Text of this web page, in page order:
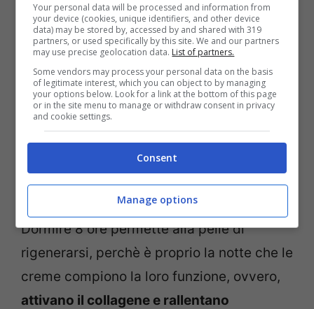
Il viso è il primo biglietto da visita e in
quanto tale va curato in ogni minimo
dettaglio. Anche il sonno non va
trascurato. Per una pelle perfetta e sempre
notte in questo modo la cute apparirà
molto più rilassata e distesa.
Dormire 8 ore permette alla pelle di
rigenerarsi, perchè è proprio la notte che le
creme compiono la loro funzione, ovvero,
attivano il collagene e rallentano
Your personal data will be processed and information from
your device (cookies, unique identifiers, and other device
data) may be stored by, accessed by and shared with 319
partners, or used specifically by this site. We and our partners
may use precise geolocation data. List of partners.
Some vendors may process your personal data on the basis
of legitimate interest, which you can object to by managing
your options below. Look for a link at the bottom of this page
or in the site menu to manage or withdraw consent in privacy
and cookie settings.
Consent
Manage options